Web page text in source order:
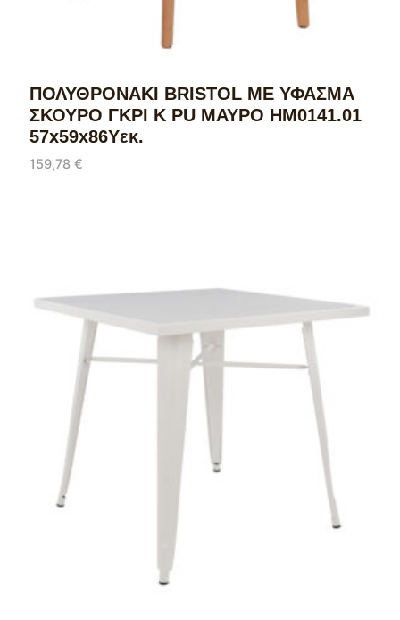
ΠΟΛΥΘΡΟΝΑΚΙ BRISTOL ΜΕ ΥΦΑΣΜΑ
ΣΚΟΥΡΟ ΓΚΡΙ Κ PU ΜΑΥΡΟ HM0141.01
57x59x86Υεκ.
159,78 €